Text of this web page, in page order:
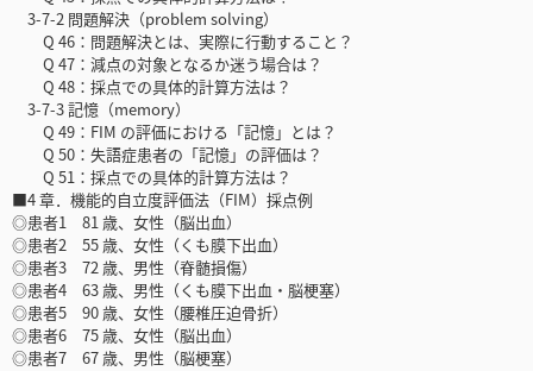
3-7-2 問題解決（problem solving）
Q 46：問題解決とは、実際に行動すること？
Q 47：減点の対象となるか迷う場合は？
Q 48：採点での具体的計算方法は？
3-7-3 記憶（memory）
Q 49：FIM の評価における「記憶」とは？
Q 50：失語症患者の「記憶」の評価は？
Q 51：採点での具体的計算方法は？
■4 章．機能的自立度評価法（FIM）採点例
◎患者1 81 歳、女性（脳出血）
◎患者2 55 歳、女性（くも膜下出血）
◎患者3 72 歳、男性（脊髄損傷）
◎患者4 63 歳、男性（くも膜下出血・脳梗塞）
◎患者5 90 歳、女性（腰椎圧迫骨折）
◎患者6 75 歳、女性（脳出血）
◎患者7 67 歳、男性（脳梗塞）